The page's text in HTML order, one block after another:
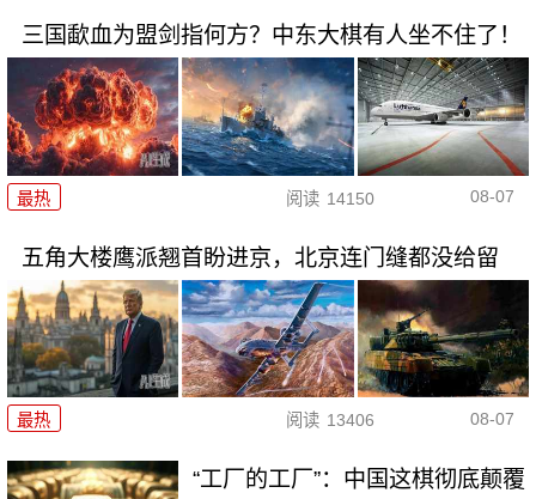
三国歃血为盟剑指何方？中东大棋有人坐不住了！
最热 阅读 14150 08-07
五角大楼鹰派翘首盼进京，北京连门缝都没给留
最热 阅读 13406 08-07
“工厂的工厂”：中国这棋彻底颠覆